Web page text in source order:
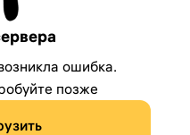
ошибка.
позже